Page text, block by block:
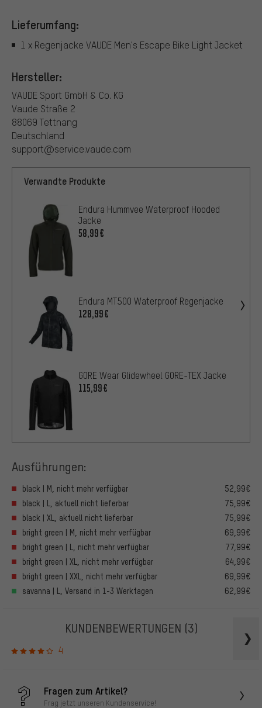
Lieferumfang:
1 x Regenjacke VAUDE Men's Escape Bike Light Jacket
Hersteller:
VAUDE Sport GmbH & Co. KG
Vaude Straße 2
88069 Tettnang
Deutschland
support@service.vaude.com
Verwandte Produkte
Endura Hummvee Waterproof Hooded
Jacke
58,99€
Endura MT500 Waterproof Regenjacke
128,99€
GORE Wear Glidewheel GORE-TEX Jacke
115,99€
Ausführungen:
black | M, nicht mehr verfügbar
52,99€
black | L, aktuell nicht lieferbar
75,99€
black | XL, aktuell nicht lieferbar
75,99€
bright green | M, nicht mehr verfügbar
69,99€
bright green | L, nicht mehr verfügbar
77,99€
bright green | XL, nicht mehr verfügbar
64,99€
bright green | XXL, nicht mehr verfügbar
69,99€
savanna | L, Versand in 1-3 Werktagen
62,99€
KUNDENBEWERTUNGEN (3)
4
Fragen zum Artikel?
Frag jetzt unseren Kundenservice!